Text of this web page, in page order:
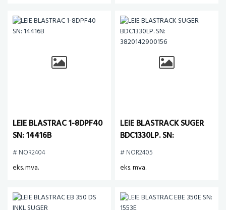
LEIE BLASTRAC 1-8DPF40
SN: 14416B
# NOR2404
eks. mva.
LEIE BLASTRACK SUGER
BDC1330LP. SN:
3820142900156
# NOR2405
eks. mva.